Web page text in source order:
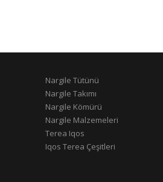
Nargile Tütünü
Nargile Takımı
Nargile Kömürü
Nargile Malzemeleri
Terea Iqos
Iqos Terea Çeşitleri